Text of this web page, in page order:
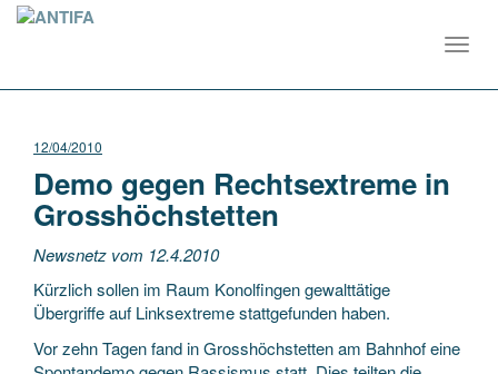
12/04/2010
Demo gegen Rechtsextreme in
Grosshöchstetten
Newsnetz vom 12.4.2010
Kürzlich sollen im Raum Konolfingen gewalttätige
Übergriffe auf Linksextreme stattgefunden haben.
Vor zehn Tagen fand in Grosshöchstetten am Bahnhof eine